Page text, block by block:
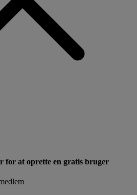
for at oprette en gratis bruger